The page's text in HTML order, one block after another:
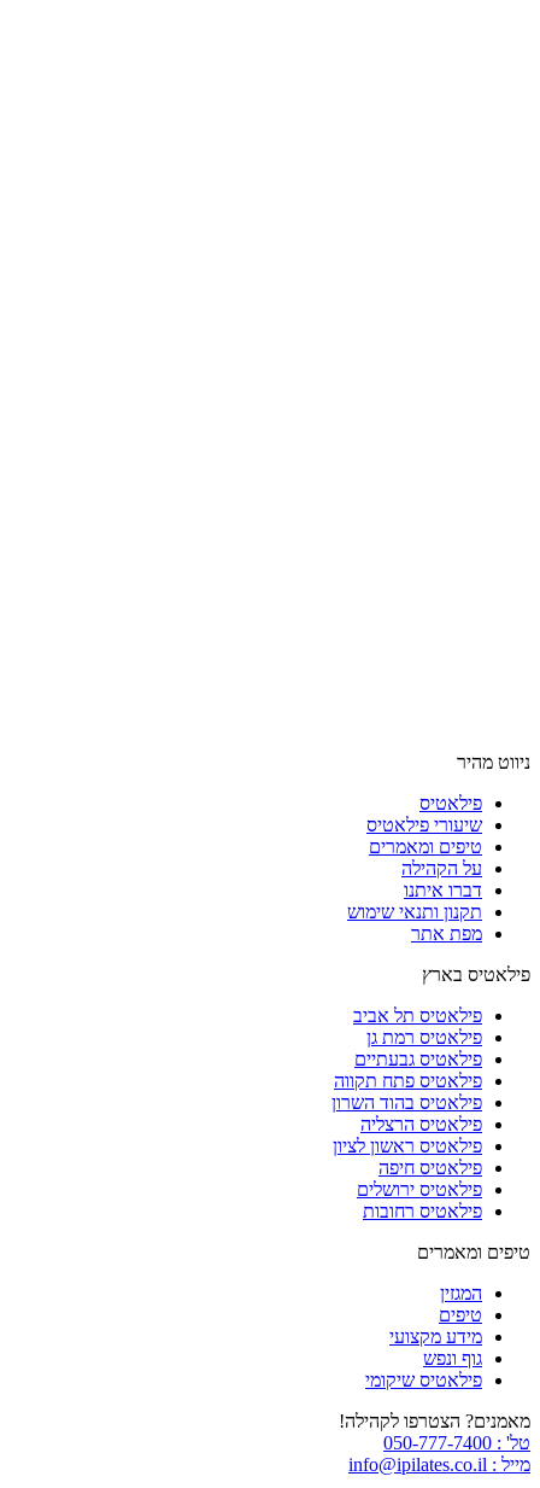
ניווט מהיר
פילאטיס
שיעורי פילאטיס
טיפים ומאמרים
על הקהילה
דברו איתנו
תקנון ותנאי שימוש
מפת אתר
פילאטיס בארץ
פילאטיס תל אביב
פילאטיס רמת גן
פילאטיס גבעתיים
פילאטיס פתח תקווה
פילאטיס בהוד השרון
פילאטיס הרצליה
פילאטיס ראשון לציון
פילאטיס חיפה
פילאטיס ירושלים
פילאטיס רחובות
טיפים ומאמרים
המגזין
טיפים
מידע מקצועי
גוף ונפש
פילאטיס שיקומי
מאמנים? הצטרפו לקהילה!
טל' : 050-777-7400
מייל : info@ipilates.co.il